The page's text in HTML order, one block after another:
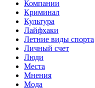
Компании
Криминал
Культура
Лайфхаки
Летние виды спорта
Личный счет
Люди
Места
Мнения
Мода